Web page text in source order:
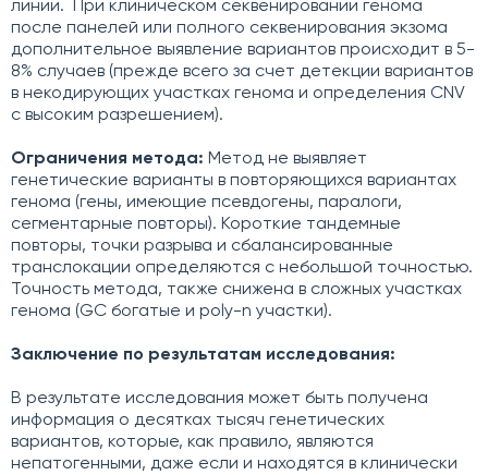
линии. При клиническом секвенировании генома
после панелей или полного секвенирования экзома
дополнительное выявление вариантов происходит в 5-
8% случаев (прежде всего за счет детекции вариантов
в некодирующих участках генома и определения CNV
c высоким разрешением).
Ограничения метода: Метод не выявляет
генетические варианты в повторяющихся вариантах
генома (гены, имеющие псевдогены, паралоги,
сегментарные повторы). Короткие тандемные
повторы, точки разрыва и сбалансированные
транслокации определяются с небольшой точностью.
Точность метода, также снижена в сложных участках
генома (GC богатые и poly-n участки).
Заключение по результатам исследования:
В результате исследования может быть получена
информация о десятках тысяч генетических
вариантов, которые, как правило, являются
непатогенными, даже если и находятся в клинически